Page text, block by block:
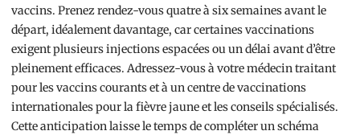
vaccins. Prenez rendez-vous quatre à six semaines avant le
départ, idéalement davantage, car certaines vaccinations
exigent plusieurs injections espacées ou un délai avant d’être
pleinement efficaces. Adressez-vous à votre médecin traitant
pour les vaccins courants et à un centre de vaccinations
internationales pour la fièvre jaune et les conseils spécialisés.
Cette anticipation laisse le temps de compléter un schéma